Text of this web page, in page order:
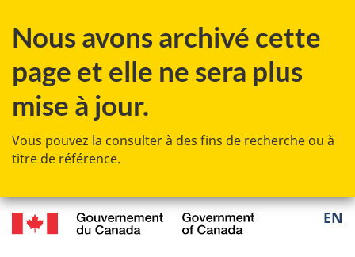
au
des
au
principal
à
Au
»
à
version
Nous avons archivé cette
page et elle ne sera plus
mise à jour.
Vous pouvez la consulter à des fins de recherche ou à
titre de référence.
EN